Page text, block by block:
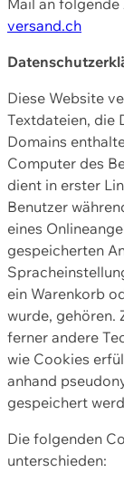
versand.ch
Diese Website
Textdateien, die
Domains
Computer des
dient in erster
Benutzer
eines
gespeicherten
ein Warenkorb
wurde, gehören.
ferner andere
wie Cookies
anhand
gespeichert
Die folgenden
unterschieden: